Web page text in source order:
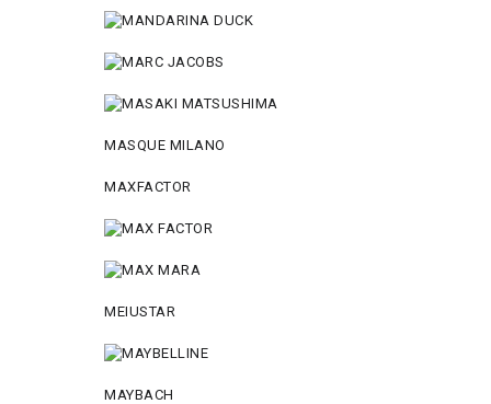
MASQUE MILANO
MAXFACTOR
MEIUSTAR
MAYBACH